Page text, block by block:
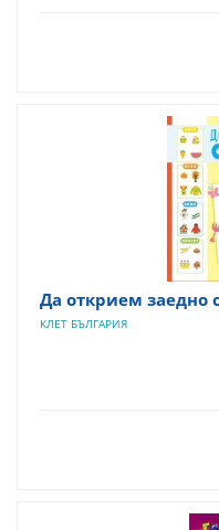
Да открием заедно
КЛЕТ БЪЛГАРИЯ